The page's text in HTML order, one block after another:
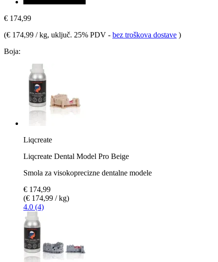
€ 174,99
(€ 174,99 / kg, uključ. 25% PDV - bez troškova dostave )
Boja:
Liqcreate
Liqcreate Dental Model Pro Beige
Smola za visokoprecizne dentalne modele
€ 174,99
(€ 174,99 / kg)
4.0 (4)